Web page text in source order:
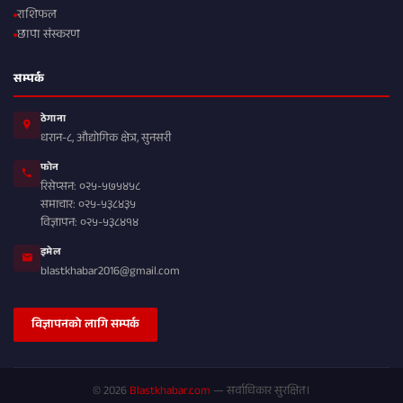
राशिफल
छापा संस्करण
सम्पर्क
ठेगाना
धरान-८, औद्योगिक क्षेत्र, सुनसरी
फोन
रिसेप्सन: ०२५-५७५४५८
समाचार: ०२५-५३८४३५
विज्ञापन: ०२५-५३८४१४
इमेल
blastkhabar2016@gmail.com
विज्ञापनको लागि सम्पर्क
© 2026Blastkhabar.com — सर्वाधिकार सुरक्षित।